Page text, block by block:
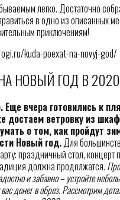
легко. Достаточно
в одно из описанных
приключениям!
kuda-poexat-na-novyj-god/
НОВЫЙ ГОД В
вчера готовились к
достаем ветровку из
о том, как пройдут
Новый год.Для
праздничный стол, концерт
должна продолжатся.
и забавно – устройте
денег в обрез. Рассмотрим